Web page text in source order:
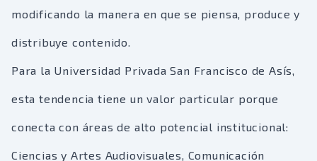
modificando la manera en que se piensa, produce y
distribuye contenido.
Para la Universidad Privada San Francisco de Asís,
esta tendencia tiene un valor particular porque
conecta con áreas de alto potencial institucional:
Ciencias y Artes Audiovisuales, Comunicación